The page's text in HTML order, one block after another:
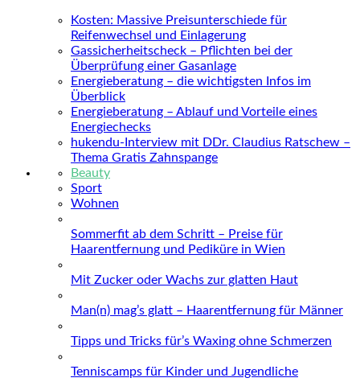
Kosten: Massive Preisunterschiede für
Reifenwechsel und Einlagerung
Gassicherheitscheck – Pflichten bei der
Überprüfung einer Gasanlage
Energieberatung – die wichtigsten Infos im
Überblick
Energieberatung – Ablauf und Vorteile eines
Energiechecks
hukendu-Interview mit DDr. Claudius Ratschew –
Thema Gratis Zahnspange
Beauty
Sport
Wohnen
Sommerfit ab dem Schritt – Preise für
Haarentfernung und Pediküre in Wien
Mit Zucker oder Wachs zur glatten Haut
Man(n) mag’s glatt – Haarentfernung für Männer
Tipps und Tricks für’s Waxing ohne Schmerzen
Tenniscamps für Kinder und Jugendliche